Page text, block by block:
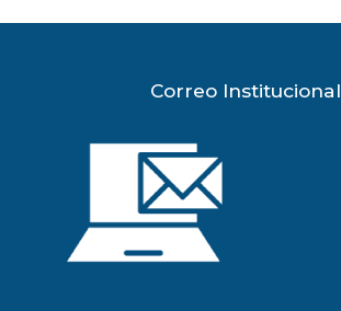
Correo Institucional